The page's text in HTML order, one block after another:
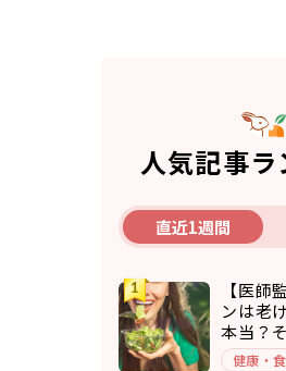
人気記事ラ
直近1週間
【医師
ンは老
本当？
考察
健康・